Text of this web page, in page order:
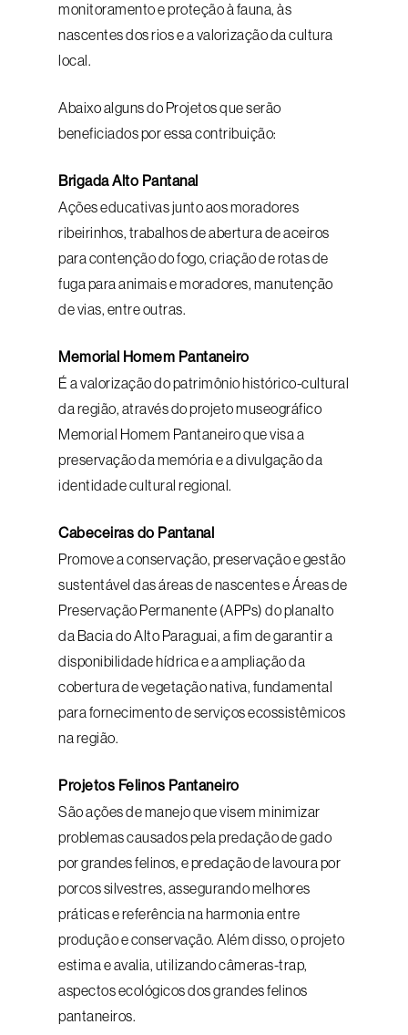
monitoramento e proteção à fauna, às
nascentes dos rios e a valorização da cultura
local.
Abaixo alguns do Projetos que serão
beneficiados por essa contribuição:
Brigada Alto Pantanal
Ações educativas junto aos moradores
ribeirinhos, trabalhos de abertura de aceiros
para contenção do fogo, criação de rotas de
fuga para animais e moradores, manutenção
de vias, entre outras.
Memorial Homem Pantaneiro
É a valorização do patrimônio histórico-cultural
da região, através do projeto museográfico
Memorial Homem Pantaneiro que visa a
preservação da memória e a divulgação da
identidade cultural regional.
Cabeceiras do Pantanal
Promove a conservação, preservação e gestão
sustentável das áreas de nascentes e Áreas de
Preservação Permanente (APPs) do planalto
da Bacia do Alto Paraguai, a fim de garantir a
disponibilidade hídrica e a ampliação da
cobertura de vegetação nativa, fundamental
para fornecimento de serviços ecossistêmicos
na região.
Projetos Felinos Pantaneiro
São ações de manejo que visem minimizar
problemas causados pela predação de gado
por grandes felinos, e predação de lavoura por
porcos silvestres, assegurando melhores
práticas e referência na harmonia entre
produção e conservação. Além disso, o projeto
estima e avalia, utilizando câmeras-trap,
aspectos ecológicos dos grandes felinos
pantaneiros.